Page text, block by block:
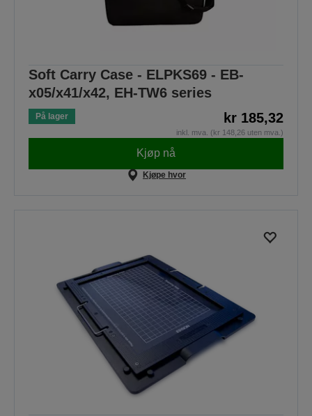
Soft Carry Case - ELPKS69 - EB-
x05/x41/x42, EH-TW6 series
På lager kr 185,32
inkl. mva. (kr 148,26 uten mva.)
Kjøp nå
Kjøpe hvor